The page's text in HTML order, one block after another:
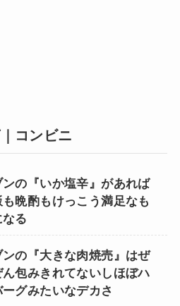
コンビニ
ンの『いか塩辛』があれば
も晩酌もけっこう満足なも
る
ンの『大きな肉焼売』はぜ
ん包みきれてないしほぼハ
ーグみたいなデカさ